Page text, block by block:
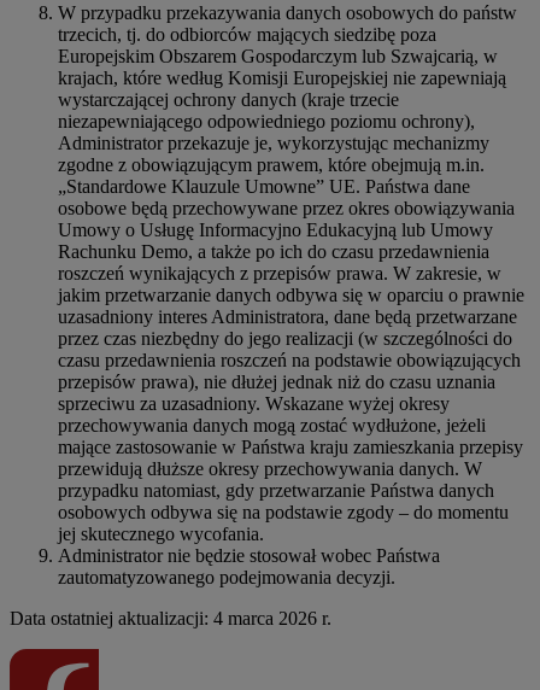
W przypadku przekazywania danych osobowych do państw
trzecich, tj. do odbiorców mających siedzibę poza
Europejskim Obszarem Gospodarczym lub Szwajcarią, w
krajach, które według Komisji Europejskiej nie zapewniają
wystarczającej ochrony danych (kraje trzecie
niezapewniającego odpowiedniego poziomu ochrony),
Administrator przekazuje je, wykorzystując mechanizmy
zgodne z obowiązującym prawem, które obejmują m.in.
„Standardowe Klauzule Umowne” UE. Państwa dane
osobowe będą przechowywane przez okres obowiązywania
Umowy o Usługę Informacyjno Edukacyjną lub Umowy
Rachunku Demo, a także po ich do czasu przedawnienia
roszczeń wynikających z przepisów prawa. W zakresie, w
jakim przetwarzanie danych odbywa się w oparciu o prawnie
uzasadniony interes Administratora, dane będą przetwarzane
przez czas niezbędny do jego realizacji (w szczególności do
czasu przedawnienia roszczeń na podstawie obowiązujących
przepisów prawa), nie dłużej jednak niż do czasu uznania
sprzeciwu za uzasadniony. Wskazane wyżej okresy
przechowywania danych mogą zostać wydłużone, jeżeli
mające zastosowanie w Państwa kraju zamieszkania przepisy
przewidują dłuższe okresy przechowywania danych. W
przypadku natomiast, gdy przetwarzanie Państwa danych
osobowych odbywa się na podstawie zgody – do momentu
jej skutecznego wycofania.
Administrator nie będzie stosował wobec Państwa
zautomatyzowanego podejmowania decyzji.
Data ostatniej aktualizacji: 4 marca 2026 r.